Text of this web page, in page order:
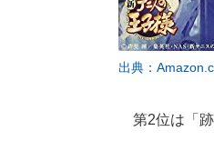
出典：
第2位は「跡